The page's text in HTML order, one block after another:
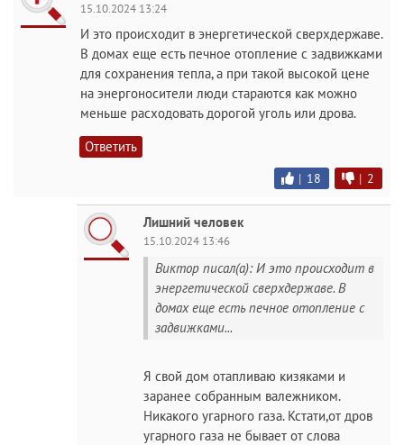
15.10.2024 13:24
И это происходит в энергетической сверхдержаве.
В домах еще есть печное отопление с задвижками
для сохранения тепла, а при такой высокой цене
на энергоносители люди стараются как можно
меньше расходовать дорогой уголь или дрова.
Ответить
| 18 | 2
Лишний человек
15.10.2024 13:46
Виктор писал(а): И это происходит в
энергетической сверхдержаве. В
домах еще есть печное отопление с
задвижками...
Я свой дом отапливаю кизяками и
заранее собранным валежником.
Никакого угарного газа. Кстати,от дров
угарного газа не бывает от слова